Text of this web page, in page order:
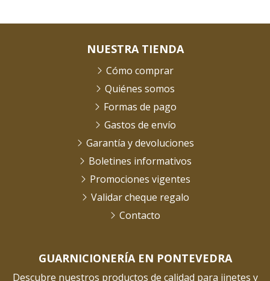
GUARNICIONERÍA EN PONTEVEDRA
Descubre nuestros productos de calidad para jinetes y
NUESTRA TIENDA
Cómo comprar
Quiénes somos
Formas de pago
Gastos de envío
Garantía y devoluciones
Boletines informativos
Promociones vigentes
Validar cheque regalo
Contacto